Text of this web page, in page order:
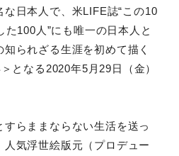
な日本人で、米LIFE誌“この10
100人”にも唯一の日本人と
られざる生涯を初めて描く
となる2020年5月29日（金）
らままならない生活を送っ
気浮世絵版元（プロデュー